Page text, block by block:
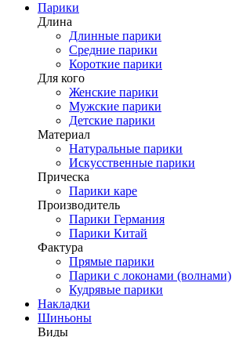
Парики
Длина
Длинные парики
Средние парики
Короткие парики
Для кого
Женские парики
Мужские парики
Детские парики
Материал
Натуральные парики
Искусственные парики
Прическа
Парики каре
Производитель
Парики Германия
Парики Китай
Фактура
Прямые парики
Парики с локонами (волнами)
Кудрявые парики
Накладки
Шиньоны
Виды